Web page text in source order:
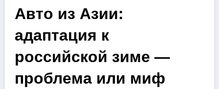
Авто из Азии:
адаптация к
российской зиме —
проблема или миф